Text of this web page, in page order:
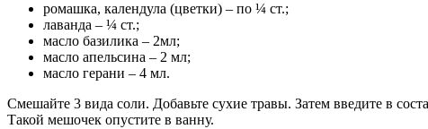
ромашка, календула (цветки) – по ¼ ст.;
лаванда – ¼ ст.;
масло базилика – 2мл;
масло апельсина – 2 мл;
масло герани – 4 мл.
Смешайте 3 вида соли. Добавьте сухие травы. Затем введите в
Такой мешочек опустите в ванну.